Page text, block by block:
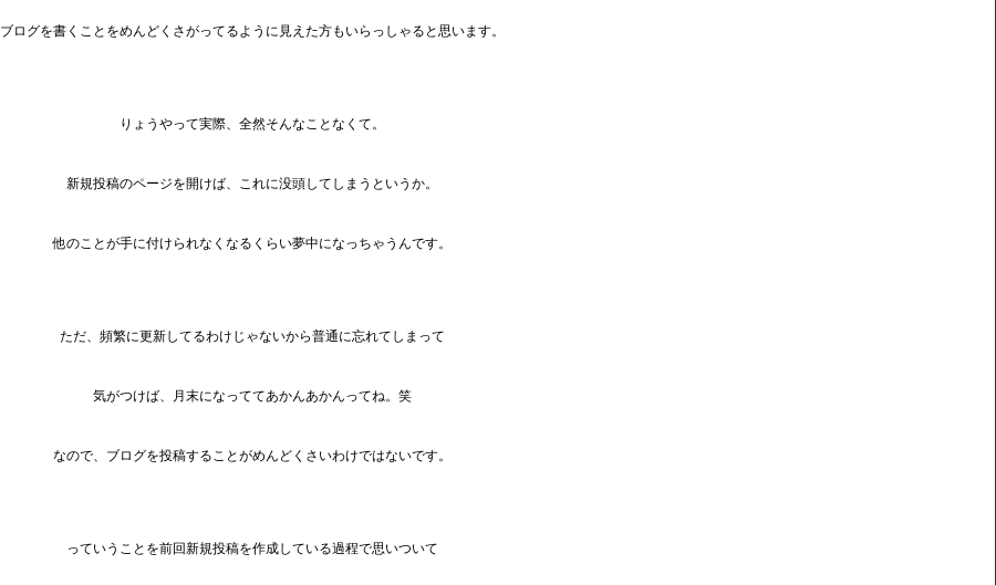
ブログを書くことをめんどくさがってるように見えた方もいらっしゃると思います。
りょうやって実際、全然そんなことなくて。
新規投稿のページを開けば、これに没頭してしまうというか。
他のことが手に付けられなくなるくらい夢中になっちゃうんです。
ただ、頻繁に更新してるわけじゃないから普通に忘れてしまって
気がつけば、月末になっててあかんあかんってね。笑
なので、ブログを投稿することがめんどくさいわけではないです。
っていうことを前回新規投稿を作成している過程で思いついて